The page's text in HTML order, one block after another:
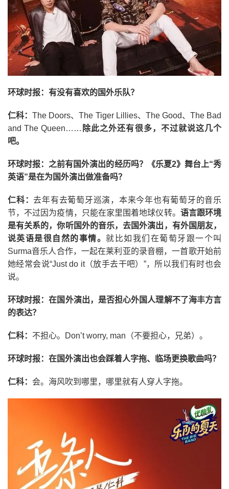
环球时报：有没有喜欢的国外乐队？
仁科：The Doors、The Tiger Lillies、The Good、The Bad
and The Queen…… 除此之外还有很多，不过就说这几个
吧。
环球时报：之前有国外演出的经历吗？《乐夏2》舞台上“秀
英语”是在为国外演出做准备吗？
仁科：去年有去葡萄牙巡演，本来今年也有葡萄牙的音乐
节，不过因为疫情，只能在家里围着地球仪转。 语言跟环境
是有关系的，你听国外的音乐，去国外演出，有外国朋友，
说英语是很自然的事情。就比如我们在葡萄牙跟一个叫
Surma音乐人合作，一起在莱利亚的录音棚，一首歌开始前
她经常会说“Just do it（放手去干吧）”，所以我们有时也会
说。
环球时报：在国外演出，是否担心外国人理解不了海丰方言
的表达？
仁科： 不担心。Don’t worry, man（不要担心，兄弟）。
环球时报：在国外演出也会踩着人字拖、临场更换歌曲吗？
仁科： 会。海风吹到哪里，哪里就有人穿人字拖。